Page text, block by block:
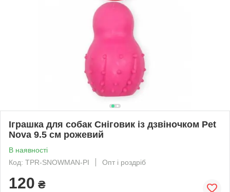
Іграшка для собак Сніговик із дзвіночком Pet
Nova 9.5 см рожевий
В наявності
Код: TPR-SNOWMAN-PI
Опт і роздріб
120 ₴